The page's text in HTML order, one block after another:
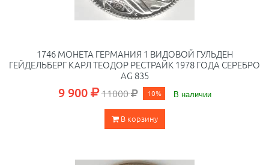
1746 МОНЕТА ГЕРМАНИЯ 1 ВИДОВОЙ ГУЛЬДЕН
ГЕЙДЕЛЬБЕРГ КАРЛ ТЕОДОР РЕСТРАЙК 1978 ГОДА СЕРЕБРО
AG 835
9 900 11000 10% В наличии
В корзину